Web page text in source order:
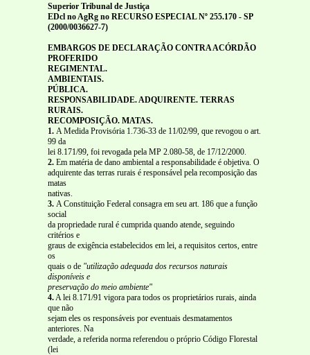
Superior Tribunal de Justiça
EDcl no AgRg no RECURSO ESPECIAL Nº 255.170 - SP
(2000/0036627-7)
EMBARGOS DE DECLARAÇÃO CONTRA ACÓRDÃO
PROFERIDO
REGIMENTAL.
AMBIENTAIS.
PÚBLICA.
RESPONSABILIDADE. ADQUIRENTE. TERRAS
RURAIS.
RECOMPOSIÇÃO. MATAS.
1. A Medida Provisória 1.736-33 de 11/02/99, que revogou o art.
99 da
lei 8.171/99, foi revogada pela MP 2.080-58, de 17/12/2000.
2. Em matéria de dano ambiental a responsabilidade é objetiva. O
adquirente das terras rurais é responsável pela recomposição das
matas
nativas.
3. A Constituição Federal consagra em seu art. 186 que a função
social
da propriedade rural é cumprida quando atende, seguindo
critérios e
graus de exigência estabelecidos em lei, a requisitos certos, entre
os
quais o de "utilização adequada dos recursos naturais
disponíveis e
preservação do meio ambiente"
4.A lei 8.171/91 vigora para todos os proprietários rurais, ainda
que não
sejam eles os responsáveis por eventuais desmatamentos
anteriores. Na
verdade, a referida norma referendou o próprio Código Florestal
(lei